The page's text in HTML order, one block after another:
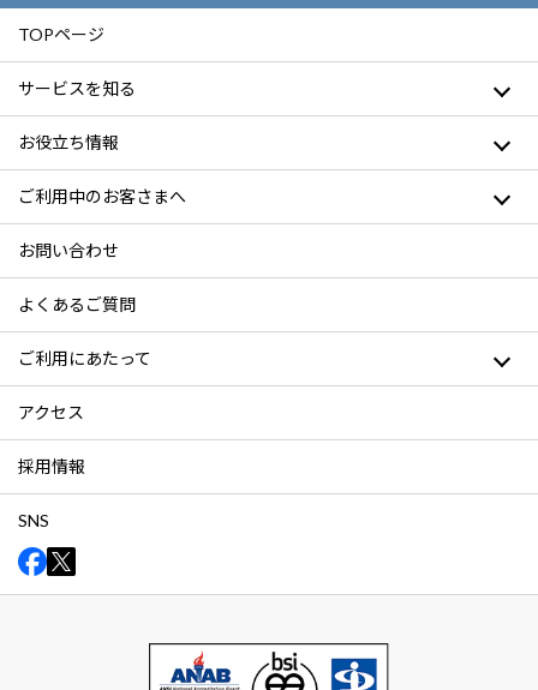
TOPページ
サービスを知る
お役立ち情報
ご利用中のお客さまへ
お問い合わせ
よくあるご質問
ご利用にあたって
アクセス
採用情報
SNS